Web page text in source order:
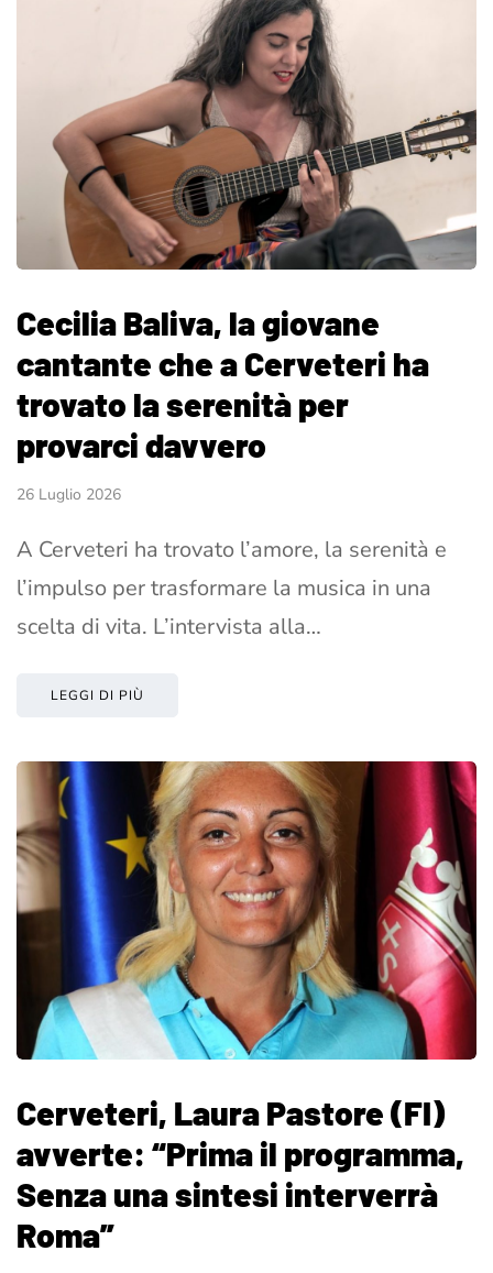
Cecilia Baliva, la giovane
cantante che a Cerveteri ha
trovato la serenità per
provarci davvero
26 Luglio 2026
A Cerveteri ha trovato l’amore, la serenità e
l’impulso per trasformare la musica in una
scelta di vita. L’intervista alla…
LEGGI DI PIÙ
Cerveteri, Laura Pastore (FI)
avverte: “Prima il programma,
Senza una sintesi interverrà
Roma”